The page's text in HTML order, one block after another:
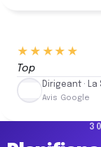
★★★★★
Top
Dirigeant ·
Avis Google